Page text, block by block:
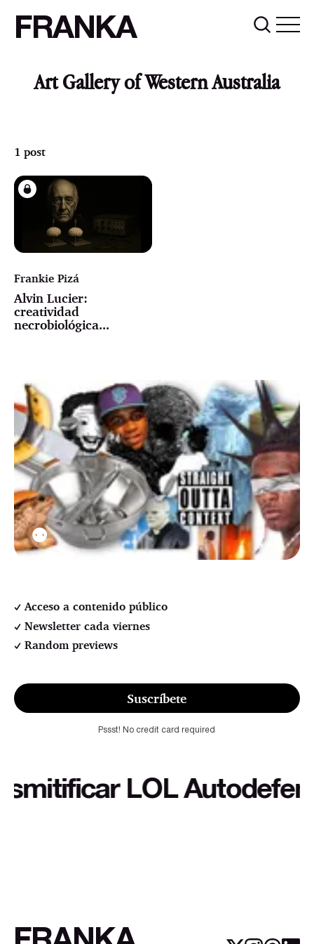
FRANKA
Art Gallery of Western Australia
1 post
Frankie Pizá
Alvin Lucier:
creatividad
necrobiológica...
⚉
Acceso a contenido público
Newsletter cada viernes
Random previews
Suscríbete
Pssst! No credit card required
LOL